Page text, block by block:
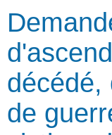
décédé,
de